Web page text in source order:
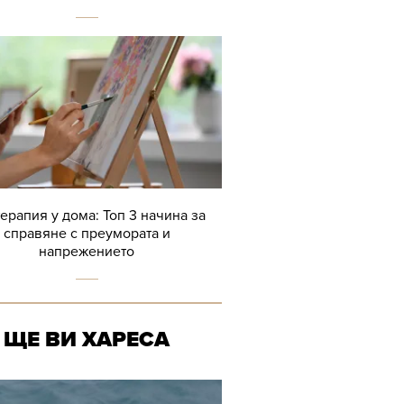
у дома: Топ 3 начина за
справяне с преумората и
напрежението
ЩЕ ВИ ХАРЕСА